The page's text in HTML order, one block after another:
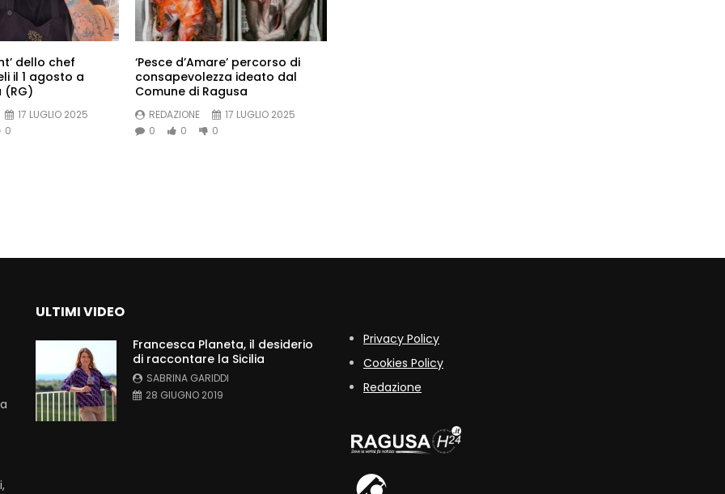
dello chef
il 1 agosto a
(RG)
17 LUGLIO 2025
0
‘Pesce d’Amare’ percorso di
consapevolezza ideato dal
Comune di Ragusa
REDAZIONE
17 LUGLIO 2025
0
0 0
ULTIMI VIDEO
Francesca Planeta, il desiderio
di raccontare la Sicilia
SABRINA GARIDDI
28 GIUGNO 2019
Privacy Policy
Cookies Policy
Redazione